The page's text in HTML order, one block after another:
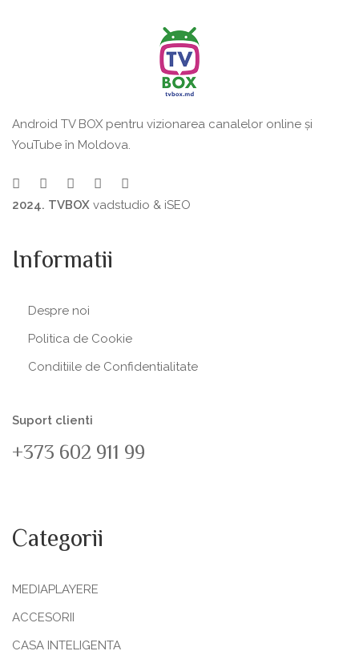
Android TV BOX pentru vizionarea canalelor online și
YouTube în Moldova.
2024. TVBOX vadstudio & iSEO
Informatii
Despre noi
Politica de Сookie
Conditiile de Confidentialitate
Suport clienti
+373 602 911 99
Categorii
MEDIAPLAYERE
ACCESORII
CASA INTELIGENTA